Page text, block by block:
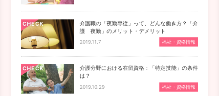
CHECK
介護職の「夜勤専従」って、どんな働き方？「介
護 夜勤」のメリット・デメリット
2019.11.7 福祉・資格情報
CHECK
介護分野における在留資格：「特定技能」の条件
は？
2019.10.29 福祉・資格情報